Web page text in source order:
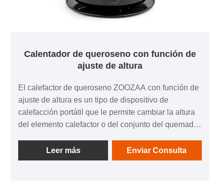
Calentador de queroseno con función de
ajuste de altura
El calefactor de queroseno ZOOZAA con función de
ajuste de altura es un tipo de dispositivo de
calefacción portátil que le permite cambiar la altura
del elemento calefactor o del conjunto del quemador
y conveniencia, ya que puede ajustar la altura de la
llama para controlar la salida y la dirección del calor.
Leer más Enviar Consulta